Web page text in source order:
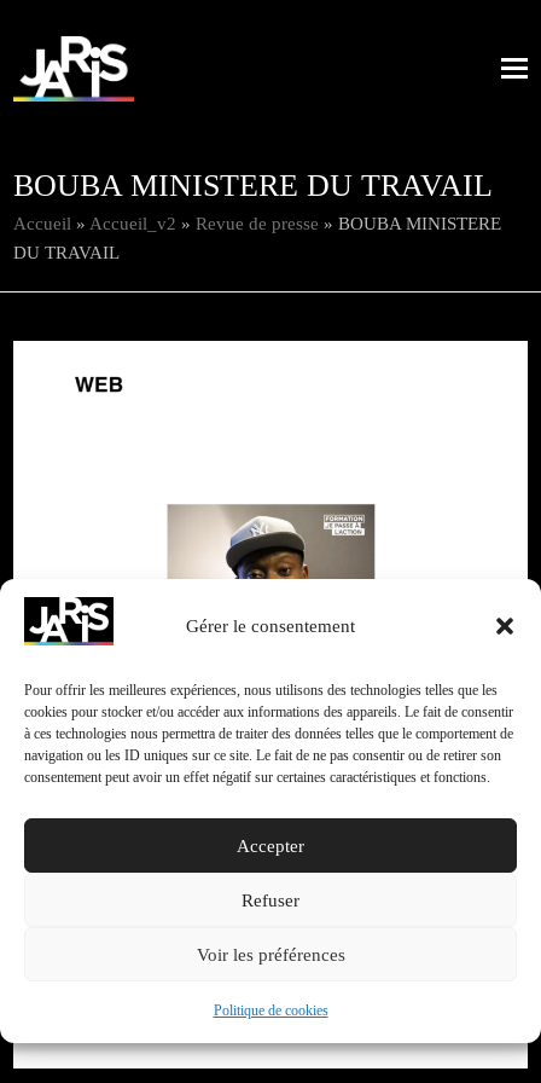
Gérer le consentement
Pour offrir les meilleures expériences, nous utilisons des technologies telles que les
cookies pour stocker et/ou accéder aux informations des appareils. Le fait de consentir
à ces technologies nous permettra de traiter des données telles que le comportement de
navigation ou les ID uniques sur ce site. Le fait de ne pas consentir ou de retirer son
consentement peut avoir un effet négatif sur certaines caractéristiques et fonctions.
Accepter
Refuser
Voir les préférences
Politique de cookies
BOUBA MINISTERE DU TRAVAIL
Accueil » Accueil_v2 »Revue de presse »BOUBA MINISTERE
DU TRAVAIL